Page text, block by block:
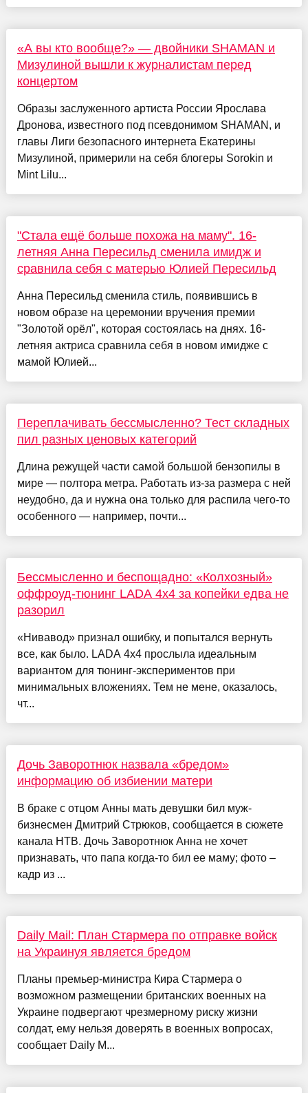
«А вы кто вообще?» — двойники SHAMAN и
Мизулиной вышли к журналистам перед
концертом
Образы заслуженного артиста России Ярослава
Дронова, известного под псевдонимом SHAMAN, и
главы Лиги безопасного интернета Екатерины
Мизулиной, примерили на себя блогеры Sorokin и
Mint Lilu...
"Стала ещё больше похожа на маму". 16-
летняя Анна Пересильд сменила имидж и
сравнила себя с матерью Юлией Пересильд
Анна Пересильд сменила стиль, появившись в
новом образе на церемонии вручения премии
"Золотой орёл", которая состоялась на днях. 16-
летняя актриса сравнила себя в новом имидже с
мамой Юлией...
Переплачивать бессмысленно? Тест складных
пил разных ценовых категорий
Длина режущей части самой большой бензопилы в
мире — полтора метра. Работать из-за размера с ней
неудобно, да и нужна она только для распила чего-то
особенного — например, почти...
Бессмысленно и беспощадно: «Колхозный»
оффроуд-тюнинг LADA 4x4 за копейки едва не
разорил
«Нивавод» признал ошибку, и попытался вернуть
все, как было. LADA 4x4 прослыла идеальным
вариантом для тюнинг-экспериментов при
минимальных вложениях. Тем не мене, оказалось,
чт...
Дочь Заворотнюк назвала «бредом»
информацию об избиении матери
В браке с отцом Анны мать девушки бил муж-
бизнесмен Дмитрий Стрюков, сообщается в сюжете
канала НТВ. Дочь Заворотнюк Анна не хочет
признавать, что папа когда-то бил ее маму; фото –
кадр из ...
Daily Mail: План Стармера по отправке войск
на Украинуя является бредом
Планы премьер-министра Кира Стармера о
возможном размещении британских военных на
Украине подвергают чрезмерному риску жизни
солдат, ему нельзя доверять в военных вопросах,
сообщает Daily M...